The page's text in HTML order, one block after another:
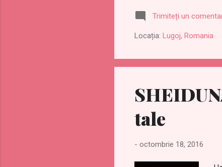
un jurnal,
carte am
Trimiteți un
Locația: Lugoj, Romania
tale
- octombrie 18, 2016